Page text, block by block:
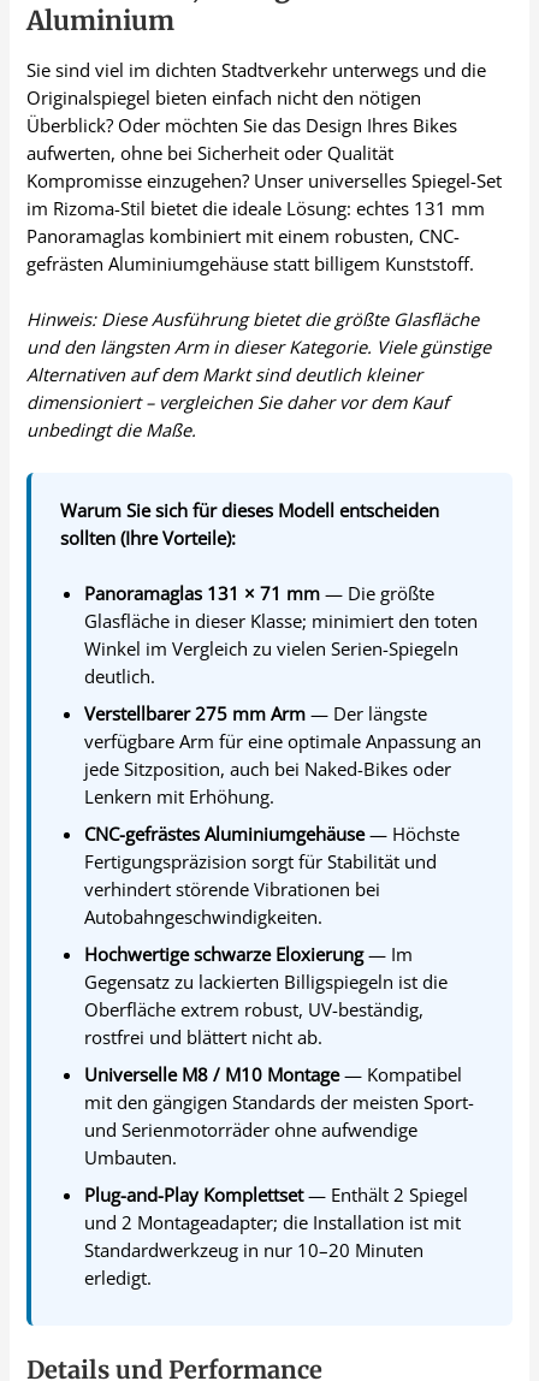
Aluminium
Sie sind viel im dichten Stadtverkehr unterwegs und die
Originalspiegel bieten einfach nicht den nötigen
Überblick? Oder möchten Sie das Design Ihres Bikes
aufwerten, ohne bei Sicherheit oder Qualität
Kompromisse einzugehen? Unser universelles Spiegel-Set
im Rizoma-Stil bietet die ideale Lösung: echtes 131 mm
Panoramaglas kombiniert mit einem robusten, CNC-
gefrästen Aluminiumgehäuse statt billigem Kunststoff.
Hinweis: Diese Ausführung bietet die größte Glasfläche
und den längsten Arm in dieser Kategorie. Viele günstige
Alternativen auf dem Markt sind deutlich kleiner
dimensioniert – vergleichen Sie daher vor dem Kauf
unbedingt die Maße.
Warum Sie sich für dieses Modell entscheiden
sollten (Ihre Vorteile):
Panoramaglas 131 × 71 mm — Die größte
Glasfläche in dieser Klasse; minimiert den toten
Winkel im Vergleich zu vielen Serien-Spiegeln
deutlich.
Verstellbarer 275 mm Arm — Der längste
verfügbare Arm für eine optimale Anpassung an
jede Sitzposition, auch bei Naked-Bikes oder
Lenkern mit Erhöhung.
CNC-gefrästes Aluminiumgehäuse— Höchste
Fertigungspräzision sorgt für Stabilität und
verhindert störende Vibrationen bei
Autobahngeschwindigkeiten.
Hochwertige schwarze Eloxierung— Im
Gegensatz zu lackierten Billigspiegeln ist die
Oberfläche extrem robust, UV-beständig,
rostfrei und blättert nicht ab.
Universelle M8 / M10 Montage— Kompatibel
mit den gängigen Standards der meisten Sport-
und Serienmotorräder ohne aufwendige
Umbauten.
Plug-and-Play Komplettset— Enthält 2 Spiegel
und 2 Montageadapter; die Installation ist mit
Standardwerkzeug in nur 10–20 Minuten
erledigt.
Details und Performance